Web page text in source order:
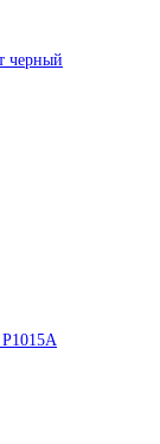
черный
Р1015A